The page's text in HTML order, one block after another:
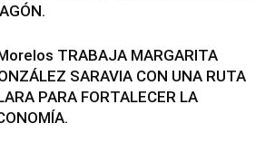
TRABAJA MARGARITA
SARAVIA CON UNA RUTA
PARA FORTALECER LA